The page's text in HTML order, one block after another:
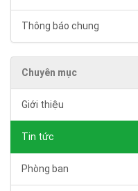
Thông báo chung
Chuyên mục
Giới thiệu
Tin tức
Phòng ban